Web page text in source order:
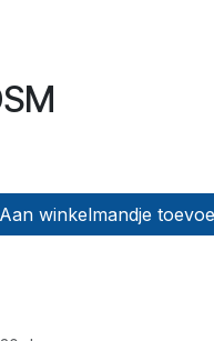
Aan winkelmandje